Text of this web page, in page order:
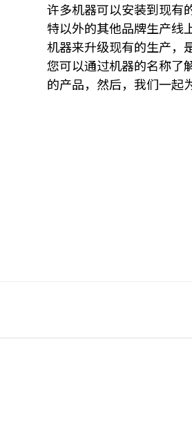
许多机器可以安装到现有
特以外的其他品牌生产线
机器来升级现有的生产，
您可以通过机器的名称了
的产品，然后，我们一起